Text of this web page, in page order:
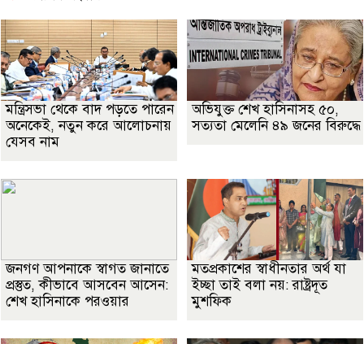
মন্ত্রিসভা থেকে বাদ পড়তে পারেন
অনেকেই, নতুন করে আলোচনায়
যেসব নাম
অভিযুক্ত শেখ হাসিনাসহ ৫০,
সত্যতা মেলেনি ৪৯ জনের বিরুদ্ধে
জনগণ আপনাকে স্বাগত জানাতে
প্রস্তুত, কীভাবে আসবেন আসেন:
শেখ হাসিনাকে পরওয়ার
মতপ্রকাশের স্বাধীনতার অর্থ যা
ইচ্ছা তাই বলা নয়: রাষ্ট্রদূত
মুশফিক